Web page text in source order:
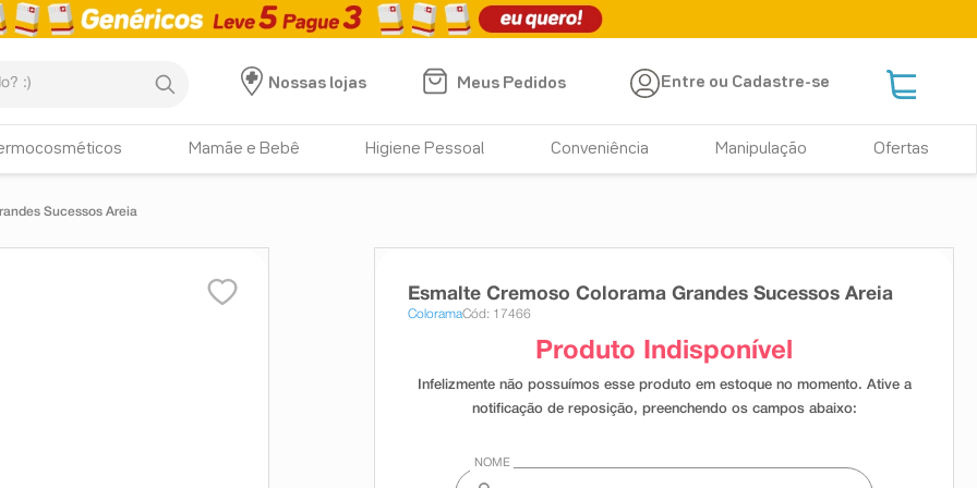
Nossas lojas
Meus Pedidos Entre ou Cadastre-se
Mamãe e Bebê Higiene Pessoal Conveniência Manipulação Ofertas
Sucessos Areia
Esmalte Cremoso Colorama Grandes Sucessos Areia
ColoramaCód: 17466